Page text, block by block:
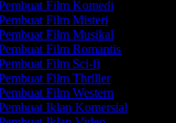
Film Komedi
Film Misteri
Film Musikal
Film Romantis
Film Sci-fi
Film Thriller
Film Western
Iklan Komersial